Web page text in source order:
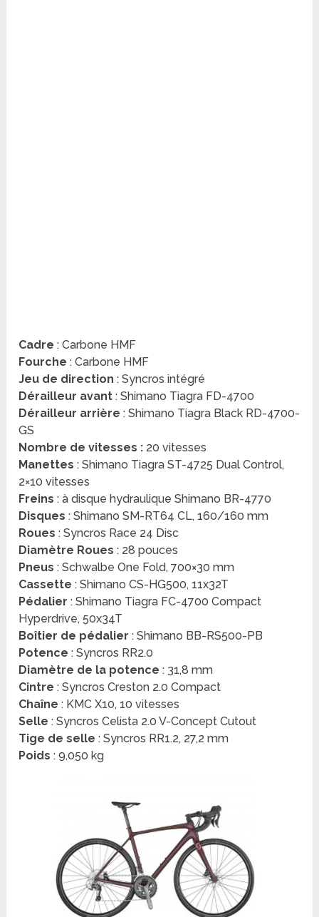
Cadre : Carbone HMF
Fourche : Carbone HMF
Jeu de direction : Syncros intégré
Dérailleur avant : Shimano Tiagra FD-4700
Dérailleur arrière : Shimano Tiagra Black RD-4700-
GS
Nombre de vitesses : 20 vitesses
Manettes : Shimano Tiagra ST-4725 Dual Control,
2×10 vitesses
Freins : à disque hydraulique Shimano BR-4770
Disques : Shimano SM-RT64 CL, 160/160 mm
Roues : Syncros Race 24 Disc
Diamètre Roues : 28 pouces
Pneus : Schwalbe One Fold, 700×30 mm
Cassette : Shimano CS-HG500, 11x32T
Pédalier : Shimano Tiagra FC-4700 Compact
Hyperdrive, 50x34T
Boîtier de pédalier : Shimano BB-RS500-PB
Potence : Syncros RR2.0
Diamètre de la potence : 31,8 mm
Cintre : Syncros Creston 2.0 Compact
Chaîne : KMC X10, 10 vitesses
Selle : Syncros Celista 2.0 V-Concept Cutout
Tige de selle : Syncros RR1.2, 27,2 mm
Poids : 9,050 kg